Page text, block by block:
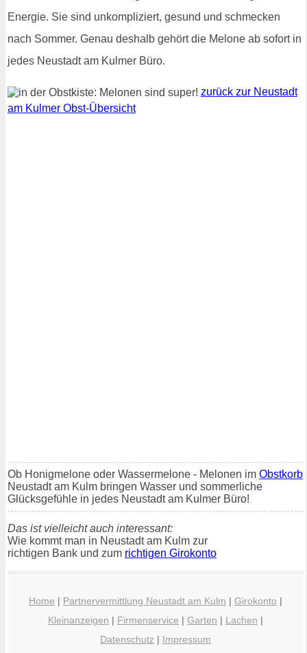
Energie. Sie sind unkompliziert, gesund und schmecken
nach Sommer. Genau deshalb gehört die Melone ab sofort in
jedes Neustadt am Kulmer Büro.
zurück zur Neustadt
am Kulmer Obst-Übersicht
Ob Honigmelone oder Wassermelone - Melonen im Obstkorb
Neustadt am Kulm bringen Wasser und sommerliche
Glücksgefühle in jedes Neustadt am Kulmer Büro!
Das ist vielleicht auch interessant:
Wie kommt man in Neustadt am Kulm zur
richtigen Bank und zum richtigen Girokonto
Home | Partnervermittlung Neustadt am Kulm | Girokonto |
Kleinanzeigen | Firmenservice | Garten | Lachen |
Datenschutz | Impressum